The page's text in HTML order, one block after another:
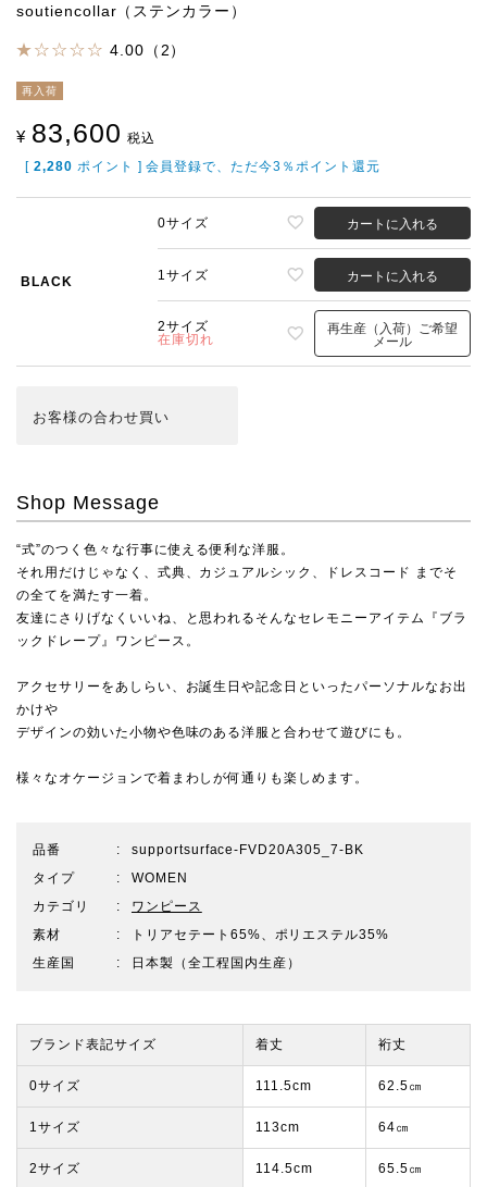
soutiencollar（ステンカラー）
4.00（2）
再入荷
¥ 83,600 税込
[ 2,280 ポイント ] 会員登録で、ただ今3％ポイント還元
BLACK
0サイズ カートに入れる
1サイズ カートに入れる
2サイズ
在庫切れ
再生産（入荷）ご希望
メール
お客様の合わせ買い
Shop Message
“式”のつく色々な行事に使える便利な洋服。
それ用だけじゃなく、式典、カジュアルシック、ドレスコード までそ
の全てを満たす一着。
友達にさりげなくいいね、と思われるそんなセレモニーアイテム『ブラ
ックドレープ』ワンピース。
アクセサリーをあしらい、お誕生日や記念日といったパーソナルなお出
かけや
デザインの効いた小物や色味のある洋服と合わせて遊びにも。
様々なオケージョンで着まわしが何通りも楽しめます。
品番
supportsurface-FVD20A305_7-BK
タイプ
WOMEN
カテゴリ
ワンピース
素材
トリアセテート65%、ポリエステル35%
生産国
日本製（全工程国内生産）
ブランド表記サイズ 着丈 裄丈
0サイズ 111.5cm 62.5㎝
1サイズ 113cm 64㎝
2サイズ 114.5cm 65.5㎝